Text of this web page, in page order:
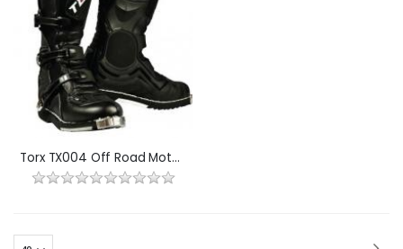
Torx TX004 Off Road Motocross